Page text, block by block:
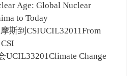
Age: Global Nuclear
to Today
到CSIUCIL32011From
Change